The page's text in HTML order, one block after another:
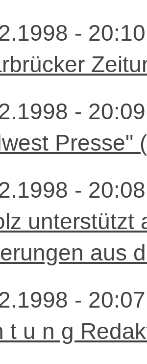
-
-
Presse"
-
unterstützt
aus
-
t u n g